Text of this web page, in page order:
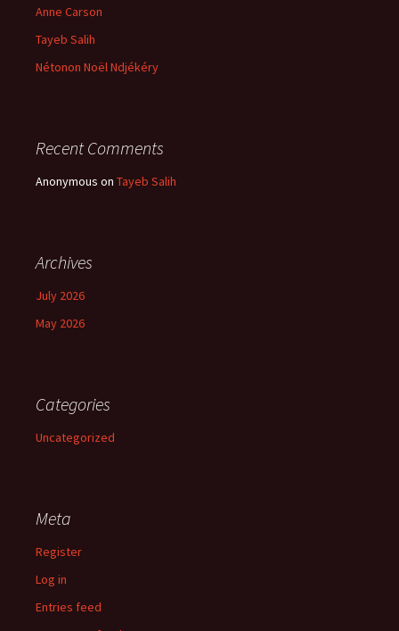
Anne Carson
Tayeb Salih
Nétonon Noël Ndjékéry
Recent Comments
Anonymous on Tayeb Salih
Archives
July 2026
May 2026
Categories
Uncategorized
Meta
Register
Log in
Entries feed